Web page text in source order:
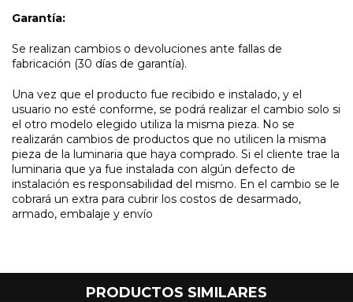
Garantía:
Se realizan cambios o devoluciones ante fallas de
fabricación (30 días de garantía).
Una vez que el producto fue recibido e instalado, y el
usuario no esté conforme, se podrá realizar el cambio solo si
el otro modelo elegido utiliza la misma pieza. No se
realizarán cambios de productos que no utilicen la misma
pieza de la luminaria que haya comprado. Si el cliente trae la
luminaria que ya fue instalada con algún defecto de
instalación es responsabilidad del mismo. En el cambio se le
cobrará un extra para cubrir los costos de desarmado,
armado, embalaje y envío
PRODUCTOS SIMILARES